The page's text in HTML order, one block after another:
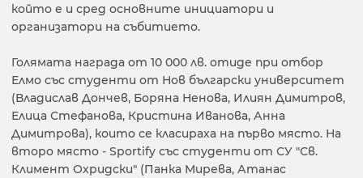
който е и сред основните инициатори и
организатори на събитието.
Голямата награда от 10 000 лв. отиде при отбор
Елмо със студенти от Нов български университет
(Владислав Дончев, Боряна Ненова, Илиян Димитров,
Елица Стефанова, Кристина Иванова, Анна
Димитрова), които се класираха на първо място. На
второ място - Sportify със студенти от СУ "Св.
Климент Охридски" (Панка Мирева, Атанас